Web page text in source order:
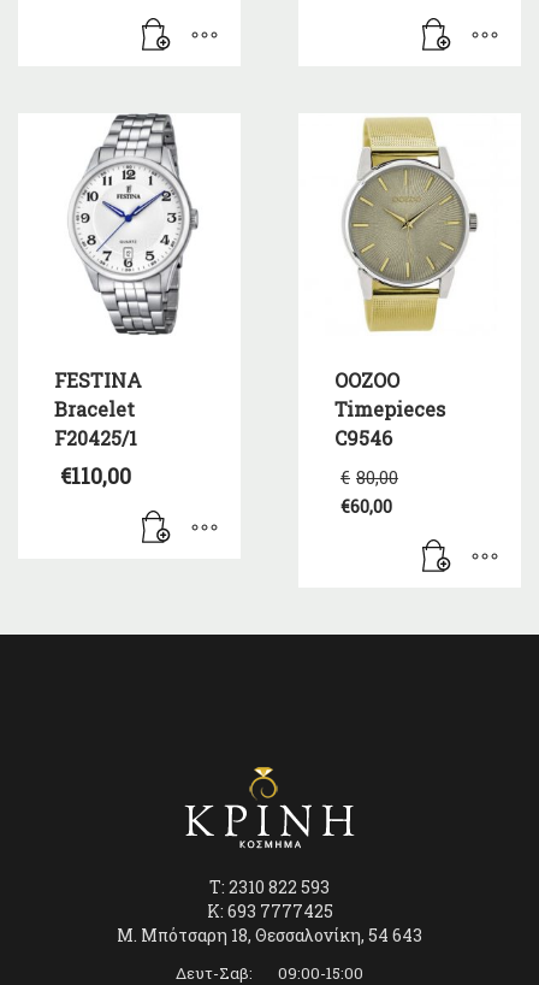
€65,00.
τρέχουσα
FESTINA
Bracelet
F20425/1
€110,00
OOZOO
Timepieces
C9546
€ 80,00
€80,00.
€60,00
τρέχουσα
T: 2310 822 593
K: 693 7777425
Μ. Μπότσαρη 18, Θεσσαλονίκη, 54 643
Δευτ-Σαβ: 09:00-15:00